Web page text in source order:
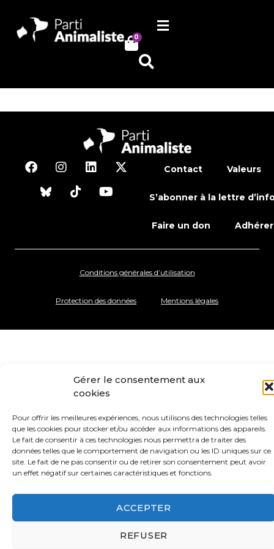
Gérer le consentement aux
cookies
Pour offrir les meilleures expériences, nous utilisons des technologies telles
que les cookies pour stocker et/ou accéder aux informations des appareils.
Le fait de consentir à ces technologies nous permettra de traiter des
données telles que le comportement de navigation ou les ID uniques sur ce
site. Le fait de ne pas consentir ou de retirer son consentement peut avoir
un effet négatif sur certaines caractéristiques et fonctions.
ACCEPTER
REFUSER
0
Contact Valeurs
S’abonner à la lettre
Faire un don Adhérer
Conditions générales d’utilisation
Protection des données Mentions légales